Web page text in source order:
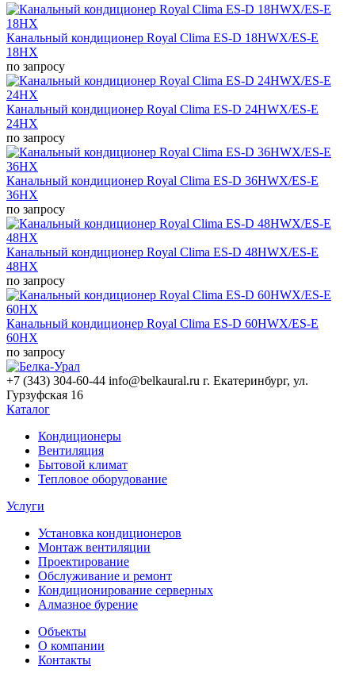
Канальный кондиционер Royal Clima ES-D 18HWX/ES-E
18HX
по запросу
Канальный кондиционер Royal Clima ES-D 24HWX/ES-E
24HX
по запросу
Канальный кондиционер Royal Clima ES-D 36HWX/ES-E
36HX
по запросу
Канальный кондиционер Royal Clima ES-D 48HWX/ES-E
48HX
по запросу
Канальный кондиционер Royal Clima ES-D 60HWX/ES-E
60HX
по запросу
+7 (343) 304-60-44 info@belkaural.ru г. Екатеринбург, ул.
Гурзуфская 16
Каталог
Кондиционеры
Вентиляция
Бытовой климат
Тепловое оборудование
Услуги
Установка кондиционеров
Монтаж вентиляции
Проектирование
Обслуживание и ремонт
Кондиционирование серверных
Алмазное бурение
Объекты
О компании
Контакты